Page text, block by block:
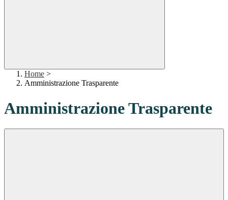
Home >
Amministrazione Trasparente
Amministrazione Trasparente